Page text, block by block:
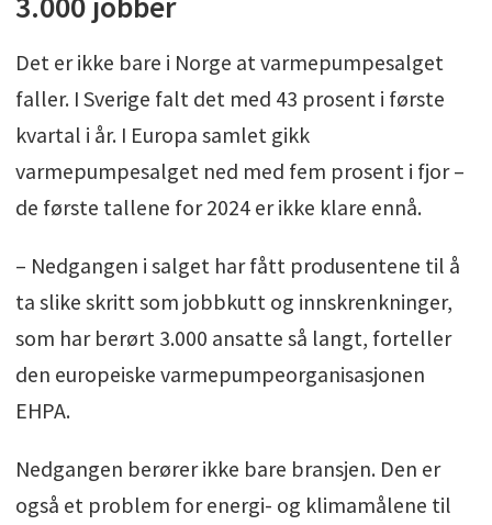
Det er ikke bare i Norge at varmepumpesalget
faller. I Sverige falt det med 43 prosent i første
kvartal i år. I Europa samlet gikk
varmepumpesalget ned med fem prosent i fjor –
de første tallene for 2024 er ikke klare ennå.
– Nedgangen i salget har fått produsentene til å
ta slike skritt som jobbkutt og innskrenkninger,
som har berørt 3.000 ansatte så langt, forteller
den europeiske varmepumpeorganisasjonen
EHPA.
Nedgangen berører ikke bare bransjen. Den er
også et problem for energi- og klimamålene til